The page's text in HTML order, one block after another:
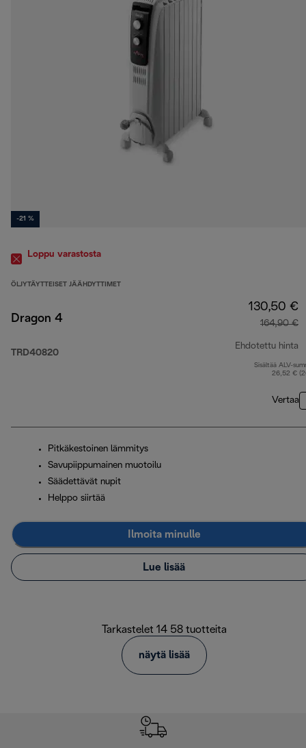
-21 %
Loppu varastosta
ÖLJYTÄYTTEISET JÄÄHDYTTIMET
Dragon 4
TRD40820
130,50 €
164,90 €
Ehdotettu hinta
Sisältää ALV-
26,52 €
Vertaa
Pitkäkestoinen lämmitys
Savupiippumainen muotoilu
Säädettävät nupit
Helppo siirtää
Ilmoita minulle
Lue lisää
Tarkastelet 14 58 tuotteita
näytä lisää